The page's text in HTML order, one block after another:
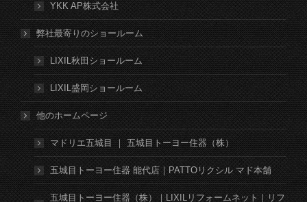
YKK AP株式会社
弊社最寄りのショールーム
LIXIL秋田ショールーム
LIXIL盛岡ショールーム
他のホームページ
マドリエ五城目 ｜ 五城目トーヨー住器（株）
五城目トーヨー住器 能代店｜PATTOリクシル マド本舗
五城目トーヨー住器（株）｜LIXILリフォームネット｜リフ